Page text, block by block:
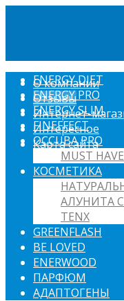
О компании
Отзывы
Интернет-
Интересное
Карта сайта
ENERGY DIET
ENERGY PRO
ENERGY SLIM
FINEFFECT
OCCUBA PRO
MUST HAVE
КОСМЕТИКА
АЛУНИТА
TENX
GREENFLASH
BE LOVED
ENERWOOD
ПАРФЮМ
АДАПТОГЕНЫ